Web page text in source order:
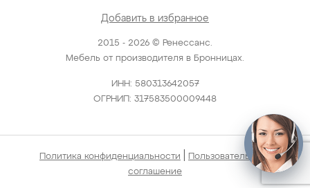
2015 - 2026 © Ренессанс.
Мебель от производителя в Бронницах.
ИНН: 580313642057
ОГРНИП: 317583500009448
Добавить в избранное
Политика конфиденциальности
Пользовательское
соглашение